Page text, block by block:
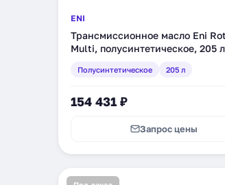
ENI
Трансмиссионное масло Eni
Multi, полусинтетическое, 205 л
Полусинтетическое 205 л
154 431 ₽
Запрос цены